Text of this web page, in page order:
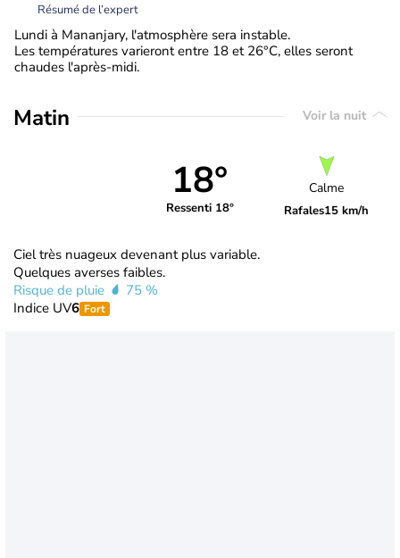
Résumé de l’expert
Lundi à Mananjary, l'atmosphère sera instable.
Les températures varieront entre 18 et 26°C, elles seront
chaudes l'après-midi.
Matin Voir la nuit
18°
Ressenti 18°
Calme
Rafales15 km/h
Ciel très nuageux devenant plus variable.
Quelques averses faibles.
Risque de pluie
75 %
Indice UV6 Fort